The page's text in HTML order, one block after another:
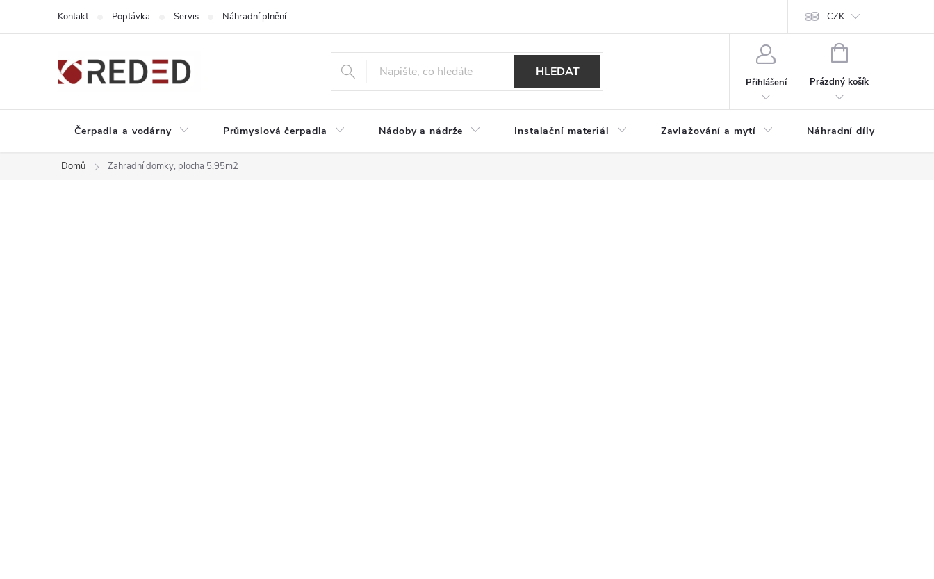
Kontakt Poptávka Servis Náhradní plnění CZK
HLEDAT
Přihlášení
NÁKUPNÍ
Prázdný košík
Čerpadla a vodárny Průmyslová čerpadla Nádoby a nádrže Instalační materiál Zavlažování a mytí Náhradní díly
Domů Zahradní domky, plocha 5,95m2